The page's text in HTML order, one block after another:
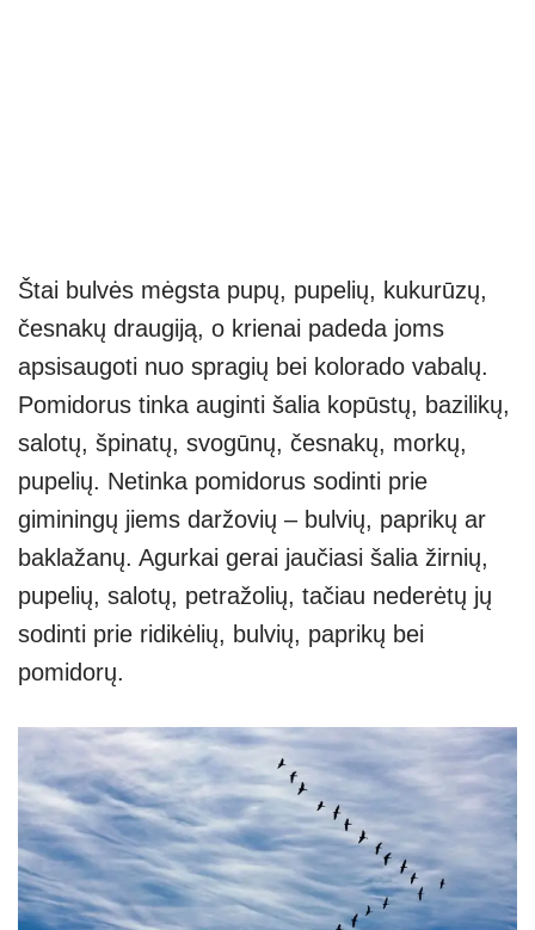
Štai bulvės mėgsta pupų, pupelių, kukurūzų,
česnakų draugiją, o krienai padeda joms
apsisaugoti nuo spragių bei kolorado vabalų.
Pomidorus tinka auginti šalia kopūstų, bazilikų,
salotų, špinatų, svogūnų, česnakų, morkų,
pupelių. Netinka pomidorus sodinti prie
giminingų jiems daržovių – bulvių, paprikų ar
baklažanų. Agurkai gerai jaučiasi šalia žirnių,
pupelių, salotų, petražolių, tačiau nederėtų jų
sodinti prie ridikėlių, bulvių, paprikų bei
pomidorų.